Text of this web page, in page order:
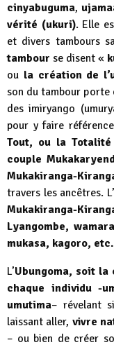
cinyabuguma,
vérité (ukuri). Elle
et divers tambours
tambour se disent «
ou la création de
son du tambour porte
des imiryango
pour y faire
Tout, ou la Totalité
couple
Mukakiranga-
travers les ancêtres. L’
Mukakiranga-
Lyangombe,
mukasa, kagoro, etc.
L’Ubungoma, soit la
chaque individu -
umutima– révelant
laissant aller, vivre
– ou bien de créer